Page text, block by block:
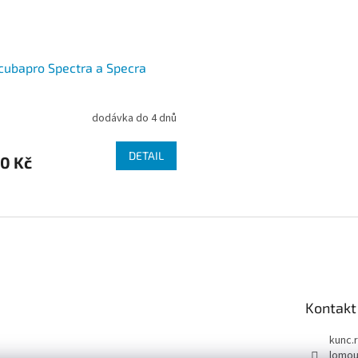
Spectra a Specra
dodávka do 4 dnů
Kč DETAIL
v
v
Kontakt